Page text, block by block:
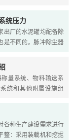
统压力
出厂的水泥罐均配备除
是不同的。脉冲除尘器
量系统、物料输送系
统和其他附属设施组
各种生产建设需求进行
整：采用装载机和挖掘